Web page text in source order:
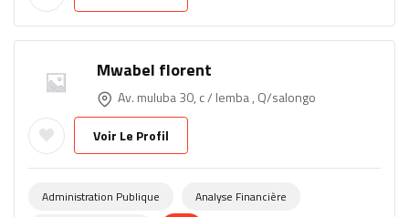
Mwabel florent
Av. muluba 30, c / lemba , Q/salongo
Voir Le Profil
Administration Publique
Analyse Financière